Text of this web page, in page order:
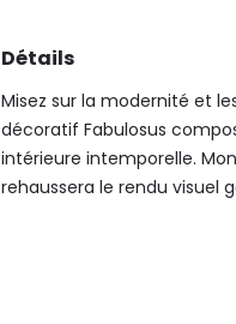
Détails
Misez sur la modernité et
décoratif Fabulosus
intérieure intemporelle.
rehaussera le rendu visuel